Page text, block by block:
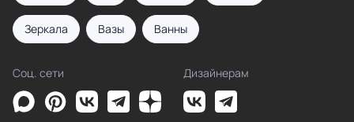
Зеркала Вазы Ванны
Соц. сети Дизайнерам